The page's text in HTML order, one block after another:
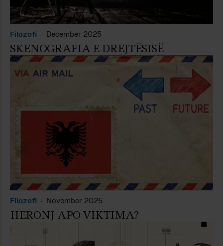
Filozofi December 2025
SKENOGRAFIA E DREJTËSISË
Filozofi November 2025
HERONJ APO VIKTIMA?